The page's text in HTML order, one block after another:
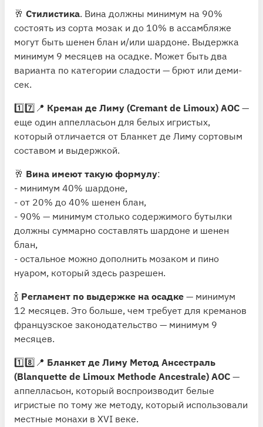
🥂 Стилистика. Вина должны минимум на 90%
состоять из сорта мозак и до 10% в ассамбляже
могут быть шенен блан и/или шардоне. Выдержка
минимум 9 месяцев на осадке. Может быть два
варианта по категории сладости — брют или деми-
сек.
1️⃣7️⃣📍 Креман де Лиму (Cremant de Limoux) АОС —
еще один аппелласьон для белых игристых,
который отличается от Бланкет де Лиму сортовым
составом и выдержкой.
🥂 Вина имеют такую формулу:
- минимум 40% шардоне,
- от 20% до 40% шенен блан,
- 90% — минимум столько содержимого бутылки
должны суммарно составлять шардоне и шенен
блан,
- остальное можно дополнить мозаком и пино
нуаром, который здесь разрешен.
🍾 Регламент по выдержке на осадке — минимум
12 месяцев. Это больше, чем требует для креманов
французское законодательство — минимум 9
месяцев.
1️⃣8️⃣📍 Бланкет де Лиму Метод Ансестраль
(Blanquette de Limoux Methode Ancestrale) АОС —
аппелласьон, который воспроизводит белые
игристые по тому же методу, который использовали
местные монахи в XVI веке.